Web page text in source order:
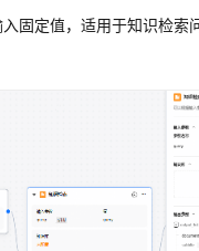
固定值，适用于知识检索